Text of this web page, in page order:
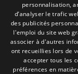
Camino
50620
personnalisation,
d’analyser le trafic
des publicités
l'emploi du site web
associer à d'autres
ont recueillies lors de
accepter tous les
préférences en